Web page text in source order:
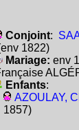
Conjoint:
1822)
Mariage: env
Enfants:
AZOULAY,
1857)